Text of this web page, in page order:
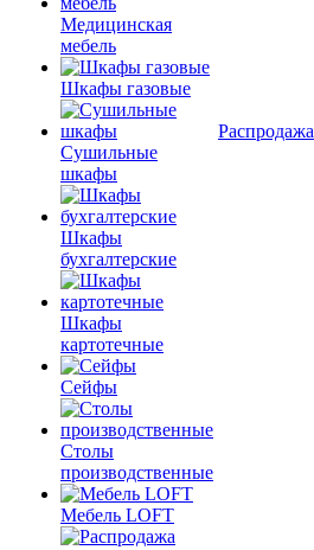
Медицинская
мебель
Шкафы газовые
Сушильные
шкафы
Шкафы
бухгалтерские
Шкафы
картотечные
Сейфы
Столы
производственные
Мебель LOFT
Распродажа